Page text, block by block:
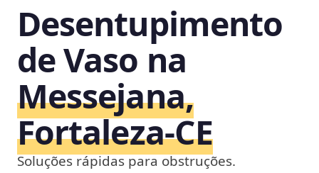
Desentupimento
de Vaso na
Messejana,
Fortaleza‑CE
Soluções rápidas para obstruções.